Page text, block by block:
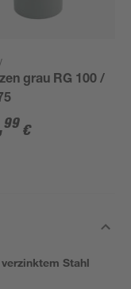
grau RG 100 /
99 €
Stahl